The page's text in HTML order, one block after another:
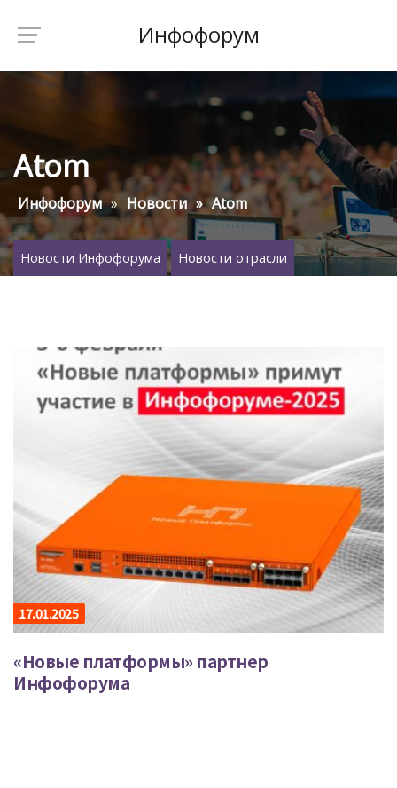
Инфофорум
Atom
Инфофорум Новости Atom
Новости Инфофорума Новости отрасли
17.01.2025
«Новые платформы» партнер
Инфофорума